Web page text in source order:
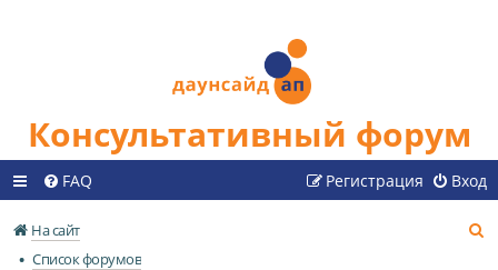
Консультативный форум
FAQ Вход
Регистрация
На сайт
Список форумов